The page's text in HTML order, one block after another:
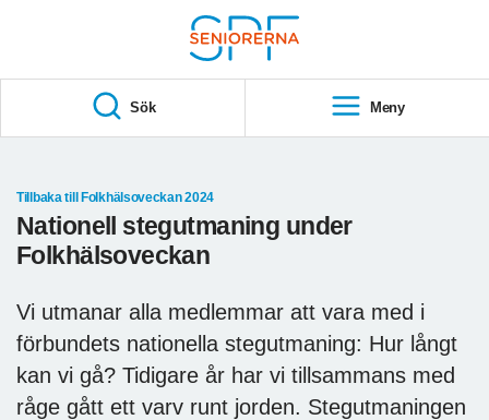
S
A
Sök Meny
Tillbaka till Folkhälsoveckan 2024
Nationell stegutmaning under
Folkhälsoveckan
Vi utmanar alla medlemmar att vara med i
förbundets nationella stegutmaning: Hur långt
kan vi gå? Tidigare år har vi tillsammans med
råge gått ett varv runt jorden. Stegutmaningen